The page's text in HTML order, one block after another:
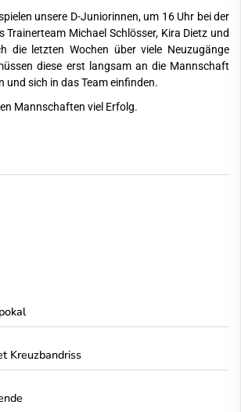
unsere D-Juniorinnen, um 16 Uhr bei der
Trainerteam Michael Schlösser, Kira Dietz und
die letzten Wochen über viele Neuzugänge
diese erst langsam an die Mannschaft
und sich in das Team einfinden.
Mannschaften viel Erfolg.
Kreuzbandriss